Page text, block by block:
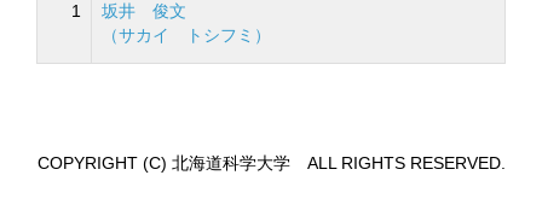
1
坂井 俊文
（サカイ トシフミ）
COPYRIGHT (C) 北海道科学大学 ALL RIGHTS RESERVED.